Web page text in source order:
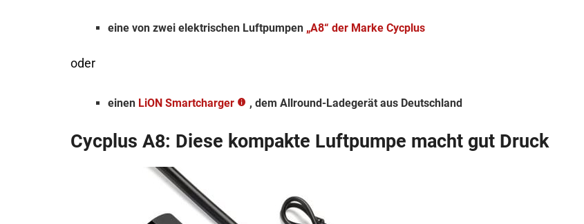
eine von zwei elektrischen Luftpumpen „A8“ der Marke Cycplus
oder
einen LiON Smartcharger , dem Allround-Ladegerät aus Deutschland
Cycplus A8: Diese kompakte Luftpumpe macht gut Druck